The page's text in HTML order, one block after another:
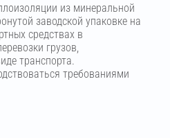
из минеральной
заводской упаковке на
средствах в
грузов,
транспорта.
требованиями